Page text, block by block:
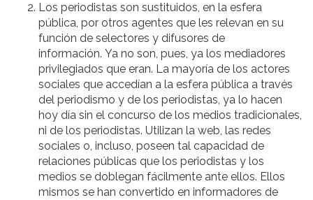
Los periodistas son sustituidos, en la esfera
pública, por otros agentes que les relevan en su
función de selectores y difusores de
información. Ya no son, pues, ya los mediadores
privilegiados que eran. La mayoría de los actores
sociales que accedían a la esfera pública a través
del periodismo y de los periodistas, ya lo hacen
hoy día sin el concurso de los medios tradicionales,
ni de los periodistas. Utilizan la web, las redes
sociales o, incluso, poseen tal capacidad de
relaciones públicas que los periodistas y los
medios se doblegan fácilmente ante ellos. Ellos
mismos se han convertido en informadores de